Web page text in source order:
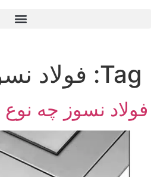
Tag: فولاد نسوز
فولاد نسوز چه